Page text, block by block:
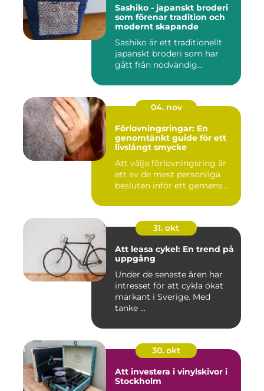
Sashiko - japanskt broderi
som förenar tradition och
modernt skapande
Sashiko är ett traditionellt
japanskt broderi som har
gått från nödvändig...
04. nov
Förlovningsringar: En
genomtänkt guide för ett
livslångt smycke
Att välja förlovningsring är
ett av de mest personliga
besluten inför ett gemens...
31. okt
Att leasa cykel: En trend på
uppgång
Under de senaste åren har
intresset för att cykla ökat
markant i Sverige. Med
tanke ...
30. okt
Att investera i vinylskivor i
Stockholm